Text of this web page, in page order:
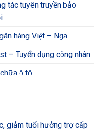
tác tuyên truyền bảo
hàng Việt – Nga
– Tuyển dụng công nhân
ô tô
giảm tuổi hưởng trợ cấp